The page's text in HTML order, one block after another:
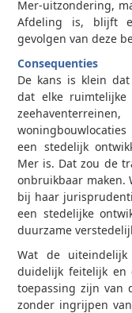
Mer-uitzondering,
Afdeling is, blijft
gevolgen van deze
Consequenties
De kans is klein
dat elke ruimtelijke
een stedelijk
Mer is. Dat zou de
onbruikbaar maken.
bij haar
een stedelijke
duurzame
Wat de
duidelijk feitelijk en
toepassing zijn van
zonder ingrijpen